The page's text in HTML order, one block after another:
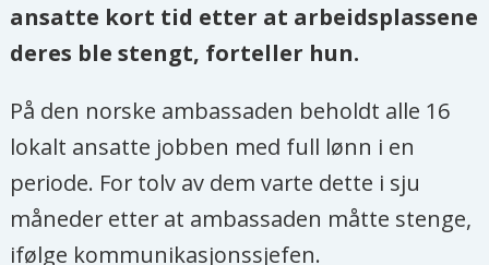
ansatte kort tid etter at arbeidsplassene
deres ble stengt, forteller hun.
På den norske ambassaden beholdt alle 16
lokalt ansatte jobben med full lønn i en
periode. For tolv av dem varte dette i sju
måneder etter at ambassaden måtte stenge,
ifølge kommunikasjonssjefen.